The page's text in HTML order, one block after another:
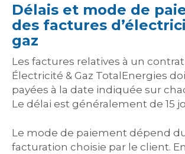
Délais et mode de
des factures
gaz
Les factures relatives à un
Électricité & Gaz TotalEnergies
payées à la date indiquée sur
Le délai est généralement de 15
Le mode de paiement dépend
facturation choisie par le client.